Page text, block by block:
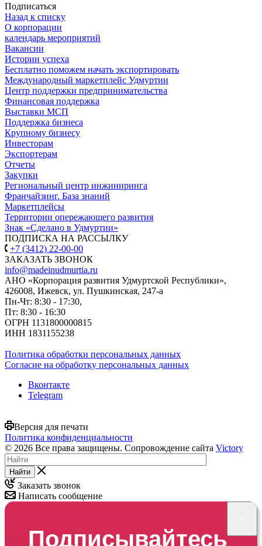
Подписаться
Назад к списку
О корпорации
календарь мероприятий
Вакансии
Истории успеха
Бесплатно поможем начать экспортировать
Международный маркетплейс Удмуртии
Центр поддержки предпринимательства
Финансовая поддержка
Выставки МСП
Поддержка бизнеса
Крупному бизнесу
Инвесторам
Экспортерам
Отчеты
Закупки
Региональный центр инжиниринга
Франчайзинг. База знаний
Маркетплейсы
Территории опережающего развития
Знак «Сделано в Удмуртии»
ПОДПИСКА НА РАССЫЛКУ
+7 (3412) 22-00-00
ЗАКАЗАТЬ ЗВОНОК
info@madeinudmurtia.ru
АНО «Корпорация развития Удмуртской Республики»,
426008, Ижевск, ул. Пушкинская, 247-а
Пн-Чт: 8:30 - 17:30,
Пт: 8:30 - 16:30
ОГРН 1131800000815
ИНН 1831155238
Политика обработки персональных данных
Согласие на обработку персональных данных
Вконтакте
Telegram
Версия для печати
Политика конфиденциальности
© 2026 Все права защищены. Сопровождение сайта Victory
Найти
Заказать звонок
Написать сообщение
Подписывайтесь